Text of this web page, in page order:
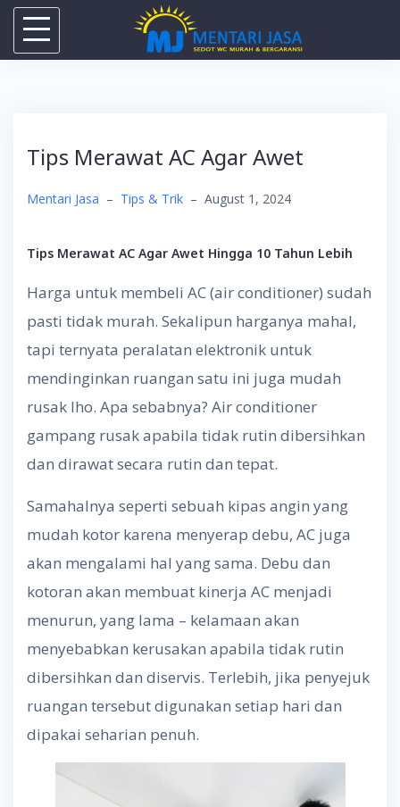
Skip
Tips Merawat AC Agar Awet
Mentari Jasa – Tips & Trik – August 1, 2024
Tips Merawat AC Agar Awet Hingga 10 Tahun Lebih
Harga untuk membeli AC (air conditioner) sudah
pasti tidak murah. Sekalipun harganya mahal,
tapi ternyata peralatan elektronik untuk
mendinginkan ruangan satu ini juga mudah
rusak lho. Apa sebabnya? Air conditioner
gampang rusak apabila tidak rutin dibersihkan
dan dirawat secara rutin dan tepat.
Samahalnya seperti sebuah kipas angin yang
mudah kotor karena menyerap debu, AC juga
akan mengalami hal yang sama. Debu dan
kotoran akan membuat kinerja AC menjadi
menurun, yang lama – kelamaan akan
menyebabkan kerusakan apabila tidak rutin
dibersihkan dan diservis. Terlebih, jika penyejuk
ruangan tersebut digunakan setiap hari dan
dipakai seharian penuh.